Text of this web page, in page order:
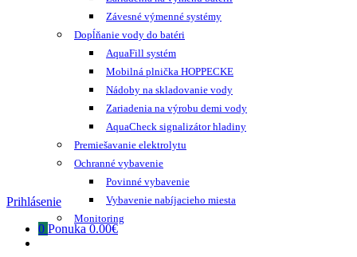
Závesné výmenné systémy
Dopĺňanie vody do batéri
AquaFill systém
Mobilná plnička HOPPECKE
Nádoby na skladovanie vody
Zariadenia na výrobu demi vody
AquaCheck signalizátor hladiny
Premiešavanie elektrolytu
Ochranné vybavenie
Povinné vybavenie
Vybavenie nabíjacieho miesta
Monitoring
Prihlásenie
0 Ponuka 0.00€